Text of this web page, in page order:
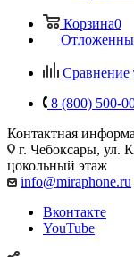
Корзина0
Сравнение
8 (800) 500-
Контактная
г. Чебоксары, ул.
цокольный этаж
info@miraphone.ru
Вконтакте
YouTube